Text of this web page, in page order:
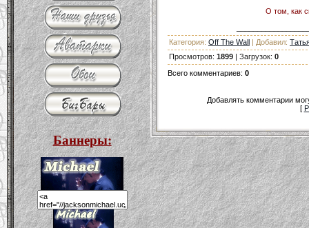
Баннеры:
О том, как
Категория: Off The Wall Добавил:
Просмотров: 1899 Загрузок: 0
Всего комментариев: 0
Добавлять комментарии
[